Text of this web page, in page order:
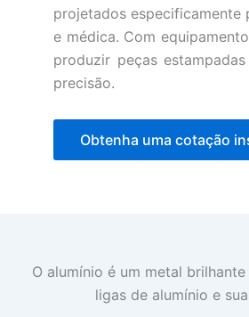
projetados especificamente
e médica. Com
produzir peças
precisão.
Obtenha uma cotação
O alumínio é um metal
ligas de alumínio e